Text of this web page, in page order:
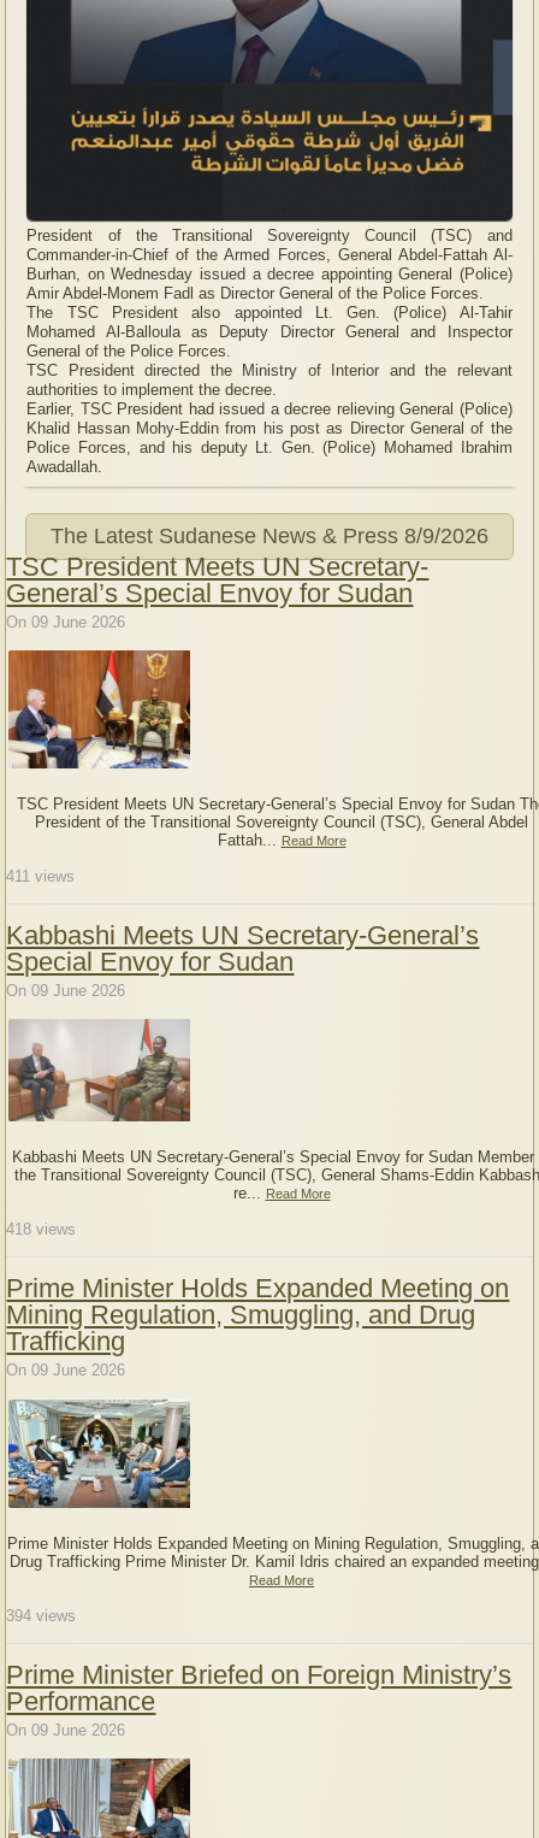
President of the Transitional Sovereignty Council (TSC) and
Commander-in-Chief of the Armed Forces, General Abdel-Fattah Al-
Burhan, on Wednesday issued a decree appointing General (Police)
Amir Abdel-Monem Fadl as Director General of the Police Forces.
The TSC President also appointed Lt. Gen. (Police) Al-Tahir
Mohamed Al-Balloula as Deputy Director General and Inspector
General of the Police Forces.
TSC President directed the Ministry of Interior and the relevant
authorities to implement the decree.
Earlier, TSC President had issued a decree relieving General (Police)
Khalid Hassan Mohy-Eddin from his post as Director General of the
Police Forces, and his deputy Lt. Gen. (Police) Mohamed Ibrahim
Awadallah.
The Latest Sudanese News & Press 8/9/2026
TSC President Meets UN Secretary-
General’s Special Envoy for Sudan
On 09 June 2026
TSC President Meets UN Secretary-General’s Special Envoy for Sudan
President of the Transitional Sovereignty Council (TSC), General Abdel
Fattah...
Read More
411 views
Kabbashi Meets UN Secretary-General’s
Special Envoy for Sudan
On 09 June 2026
Kabbashi Meets UN Secretary-General’s Special Envoy for Sudan Member
the Transitional Sovereignty Council (TSC), General Shams-Eddin
re... Read More
418 views
Prime Minister Holds Expanded Meeting on
Mining Regulation, Smuggling, and Drug
Trafficking
On 09 June 2026
Prime Minister Holds Expanded Meeting on Mining Regulation, Smuggling,
Drug Trafficking Prime Minister Dr. Kamil Idris chaired an expanded
Read More
394 views
Prime Minister Briefed on Foreign Ministry’s
Performance
On 09 June 2026